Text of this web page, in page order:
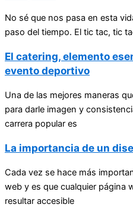
No sé que nos pasa en esta
paso del tiempo. El tic tac, tic
El catering, elemento
evento deportivo
Una de las mejores maneras
para darle imagen y
carrera popular es
La importancia de un
Cada vez se hace más
web y es que cualquier página
resultar accesible